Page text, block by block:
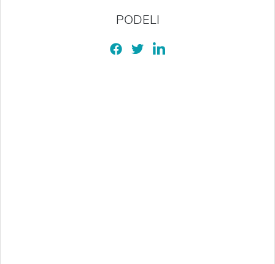
PODELI